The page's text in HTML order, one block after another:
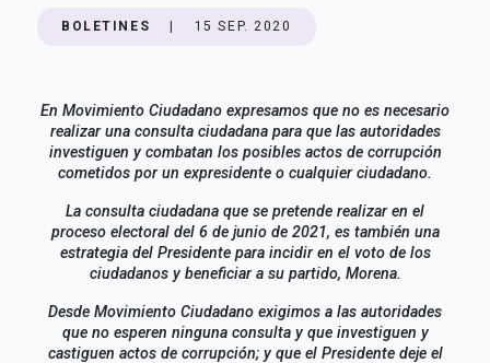
BOLETINES 15 SEP. 2020
En Movimiento Ciudadano expresamos que no es necesario
realizar una consulta ciudadana para que las autoridades
investiguen y combatan los posibles actos de corrupción
cometidos por un expresidente o cualquier ciudadano.
La consulta ciudadana que se pretende realizar en el
proceso electoral del 6 de junio de 2021, es también una
estrategia del Presidente para incidir en el voto de los
ciudadanos y beneficiar a su partido, Morena.
Desde Movimiento Ciudadano exigimos a las autoridades
que no esperen ninguna consulta y que investiguen y
castiguen actos de corrupción; y que el Presidente deje el